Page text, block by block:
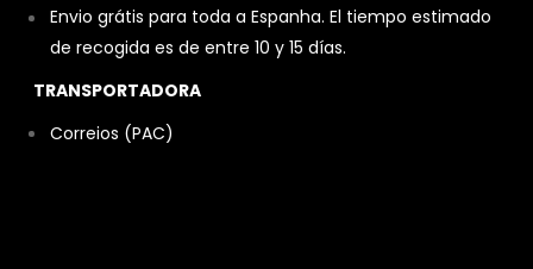
Envio grátis para toda a Espanha. El tiempo estimado
de recogida es de entre 10 y 15 días.
TRANSPORTADORA
Correios (PAC)